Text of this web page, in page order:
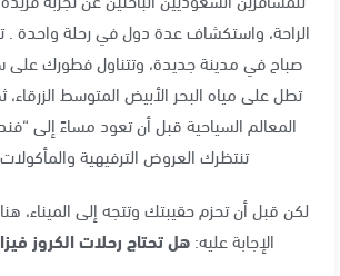
الراحة، واستكشاف عدة دول في رحلة واحدة
صباح في مدينة جديدة، وتتناول فطورك
تطل على مياه البحر الأبيض المتوسط
المعالم السياحية قبل أن تعود مساءً إلى
تنتظرك العروض الترفيهية
لكن قبل أن تحزم حقيبتك وتتجه إلى
الإجابة عليه:هل تحتاج رحلات الكروز